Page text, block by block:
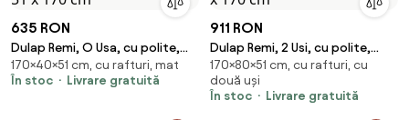
635 RON
Dulap Remi, O Usa, cu polite,
Stejar Sonoma, 40 x 51 x 170 cm
170×40×51 cm, cu rafturi, mat
În stoc
Livrare gratuită
911 RON
Dulap Remi, 2 Usi, cu polite,
Stejar Bronz, 80 x 51 x 170 cm
170×80×51 cm, cu rafturi, cu
două uși
În stoc
Livrare gratuită